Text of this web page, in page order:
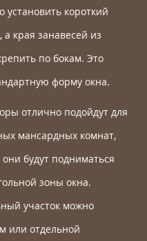
короткий
края занавесей из
по бокам. Это
форму окна.
отлично подойдут для
мансардных комнат,
будут подниматься
зоны окна.
участок можно
или отдельной